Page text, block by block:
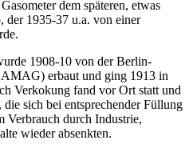
dem späteren, etwas
der 1935-37 u.a. von einer
1908-10 von der Berlin-
erbaut und ging 1913 in
Verkokung fand vor Ort statt und
sich bei entsprechender Füllung
Verbrauch durch Industrie,
wieder absenkten.